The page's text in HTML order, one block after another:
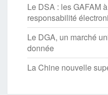
Le DSA : les GAFAM
responsabilité
Le DGA, un marché
donnée
La Chine nouvelle